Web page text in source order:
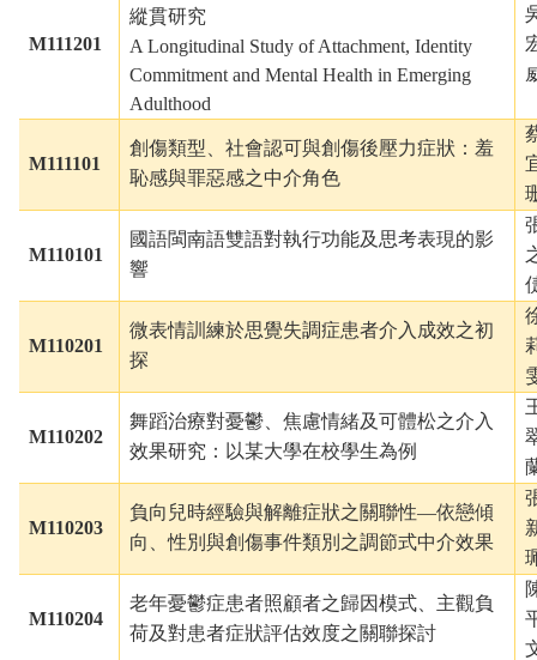
M111201
縱貫研究
A Longitudinal Study of Attachment, Identity
Commitment and Mental Health in Emerging
Adulthood
M111101
創傷類型、社會認可與創傷後壓力症狀：羞
恥感與罪惡感之中介角色
M110101
國語閩南語雙語對執行功能及思考表現的影
響
M110201
微表情訓練於思覺失調症患者介入成效之初
探
M110202
舞蹈治療對憂鬱、焦慮情緒及可體松之介入
效果研究：以某大學在校學生為例
M110203
負向兒時經驗與解離症狀之關聯性—依戀傾
向、性別與創傷事件類別之調節式中介效果
M110204
老年憂鬱症患者照顧者之歸因模式、主觀負
荷及對患者症狀評估效度之關聯探討